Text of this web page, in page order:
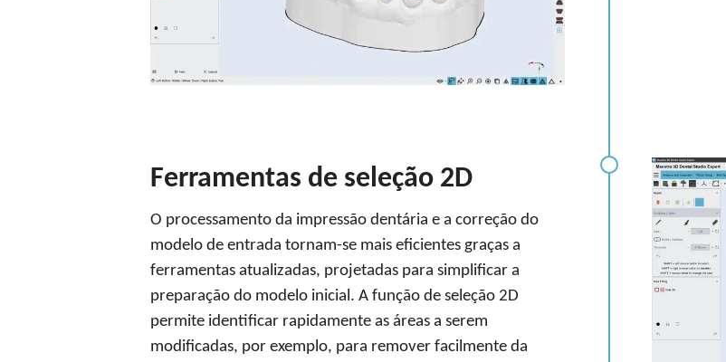
Ferramentas de seleção 2D
O processamento da impressão dentária e a correção do
modelo de entrada tornam-se mais eficientes graças a
ferramentas atualizadas, projetadas para simplificar a
preparação do modelo inicial. A função de seleção 2D
permite identificar rapidamente as áreas a serem
modificadas, por exemplo, para remover facilmente da